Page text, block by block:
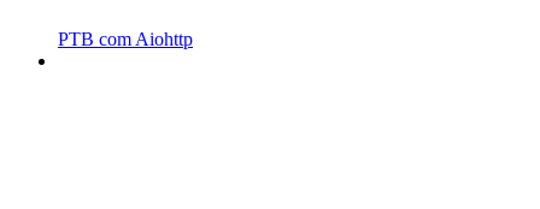
PTB com Aiohttp